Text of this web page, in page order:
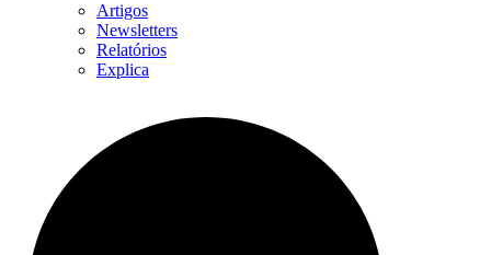
Artigos
Newsletters
Relatórios
Explica